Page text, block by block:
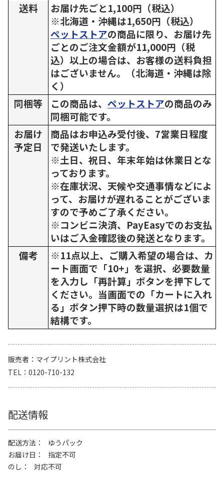
送料
お届け先ごと1,100円（税込）
※北海道・沖縄は1,650円（税込）
ペットストアの商品に限り、お届け先
ごとのご注文金額が11,000円（税
込）以上の場合は、お客様の送料負担
はございません。（北海道・沖縄は除
く）
同梱等
この商品は、 ペットストアの商品のみ
同梱可能です。
お届け
予定日
商品はお申込み受付後、7営業日程度
で発送いたします。
※土日、祝日、年末年始は休業日とな
っております。
※在庫状況、天候や交通事情などによ
って、お届けが遅れることがございま
すので予めご了承ください。
※コンビニ決済、PayEasyでのお支払
いはご入金確認後の発送となります。
備考
※11点以上、ご購入希望の場合は、カ
ート画面で「10+」を選択、必要数量
を入力し「再計算」ボタンを押下して
ください。当画面での「カートに入れ
る」ボタン押下時の数量選択は1個で
結構です。
販売者
マイプリント株式会社
TEL
0120-710-132
配送情報
配送方法
ゆうパック
お届け日
指定不可
のし
対応不可